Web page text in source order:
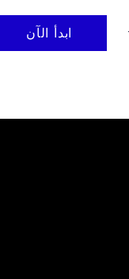
ابدأ الآن